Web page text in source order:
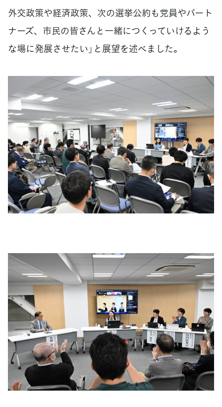
外交政策や経済政策、次の選挙公約も党員やパート
ナーズ、市民の皆さんと一緒につくっていけるよう
な場に発展させたい」と展望を述べました。